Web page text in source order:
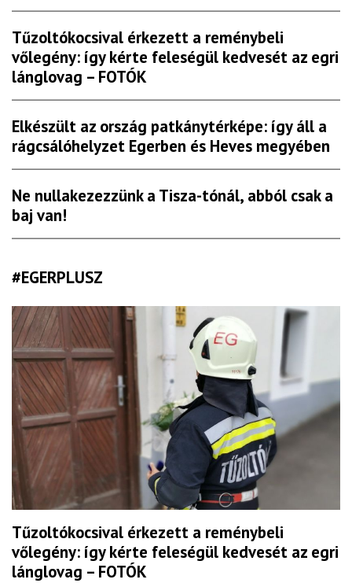
Tűzoltókocsival érkezett a reménybeli
vőlegény: így kérte feleségül kedvesét az egri
lánglovag – FOTÓK
Elkészült az ország patkánytérképe: így áll a
rágcsálóhelyzet Egerben és Heves megyében
Ne nullakezezzünk a Tisza-tónál, abból csak a
baj van!
#EGERPLUSZ
Tűzoltókocsival érkezett a reménybeli
vőlegény: így kérte feleségül kedvesét az egri
lánglovag – FOTÓK